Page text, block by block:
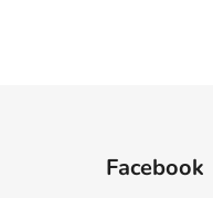
Facebook